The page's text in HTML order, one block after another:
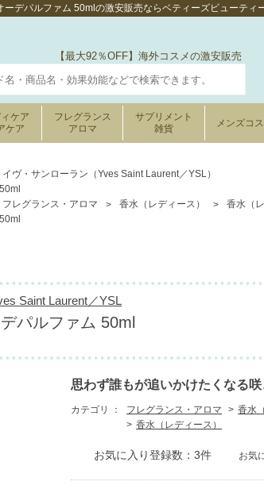
デパルファム 50mlの激安販売ならベティーズビューティ
【最大92％OFF】海外コスメの激安販売
ケア
ケア
フレグランス
アロマ
サプリメント
雑貨
メンズコ
イヴ・サンローラン（Yves Saint Laurent／YSL）
フレグランス・アロマ 香水（レディース）
香水（
Saint Laurent／YSL
パルファム 50ml
思わず誰もが追いかけたくなる
カテゴリ ： フレグランス・アロマ
香水
香水（レディース）
お気に入り登録数：3件 お気